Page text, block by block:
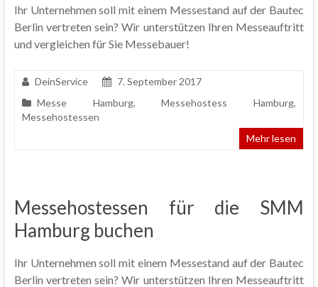
Ihr Unternehmen soll mit einem Messestand auf der Bautec
Berlin vertreten sein? Wir unterstützen Ihren Messeauftritt
und vergleichen für Sie Messebauer!
DeinService
7. September 2017
Messe Hamburg,Messehostess Hamburg,
Messehostessen
Mehr lesen
Messehostessen für die SMM
Hamburg buchen
Ihr Unternehmen soll mit einem Messestand auf der Bautec
Berlin vertreten sein? Wir unterstützen Ihren Messeauftritt